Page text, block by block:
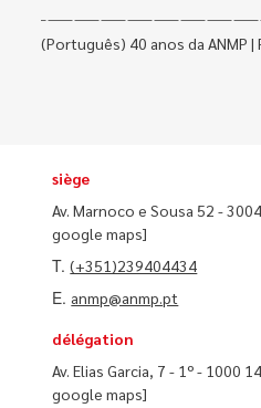
(Português) 40 anos da ANMP
siège
Av. Marnoco e Sousa 52 -
google maps]
T.(+351)239404434
E. anmp@anmp.pt
délégation
Av. Elias Garcia, 7 - 1º - 1000
google maps]